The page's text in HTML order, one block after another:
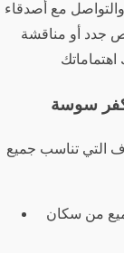
مع أصدقاء
جدد أو مناقشة
سوسة
التي تناسب جميع
من سكان